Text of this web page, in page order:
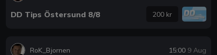
DD Tips Östersund 8/8 200 kr
RoK_Bjornen 15:00 9 Aug